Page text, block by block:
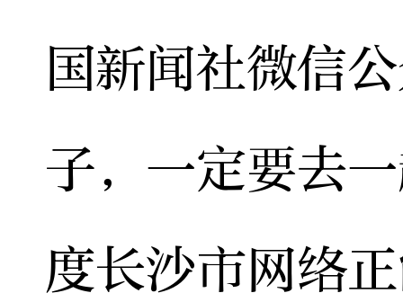
国新闻社微信
子，一定要去
度长沙市网络